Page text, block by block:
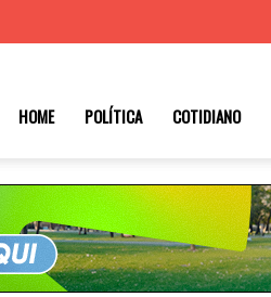
HOME POLÍTICA COTIDIANO